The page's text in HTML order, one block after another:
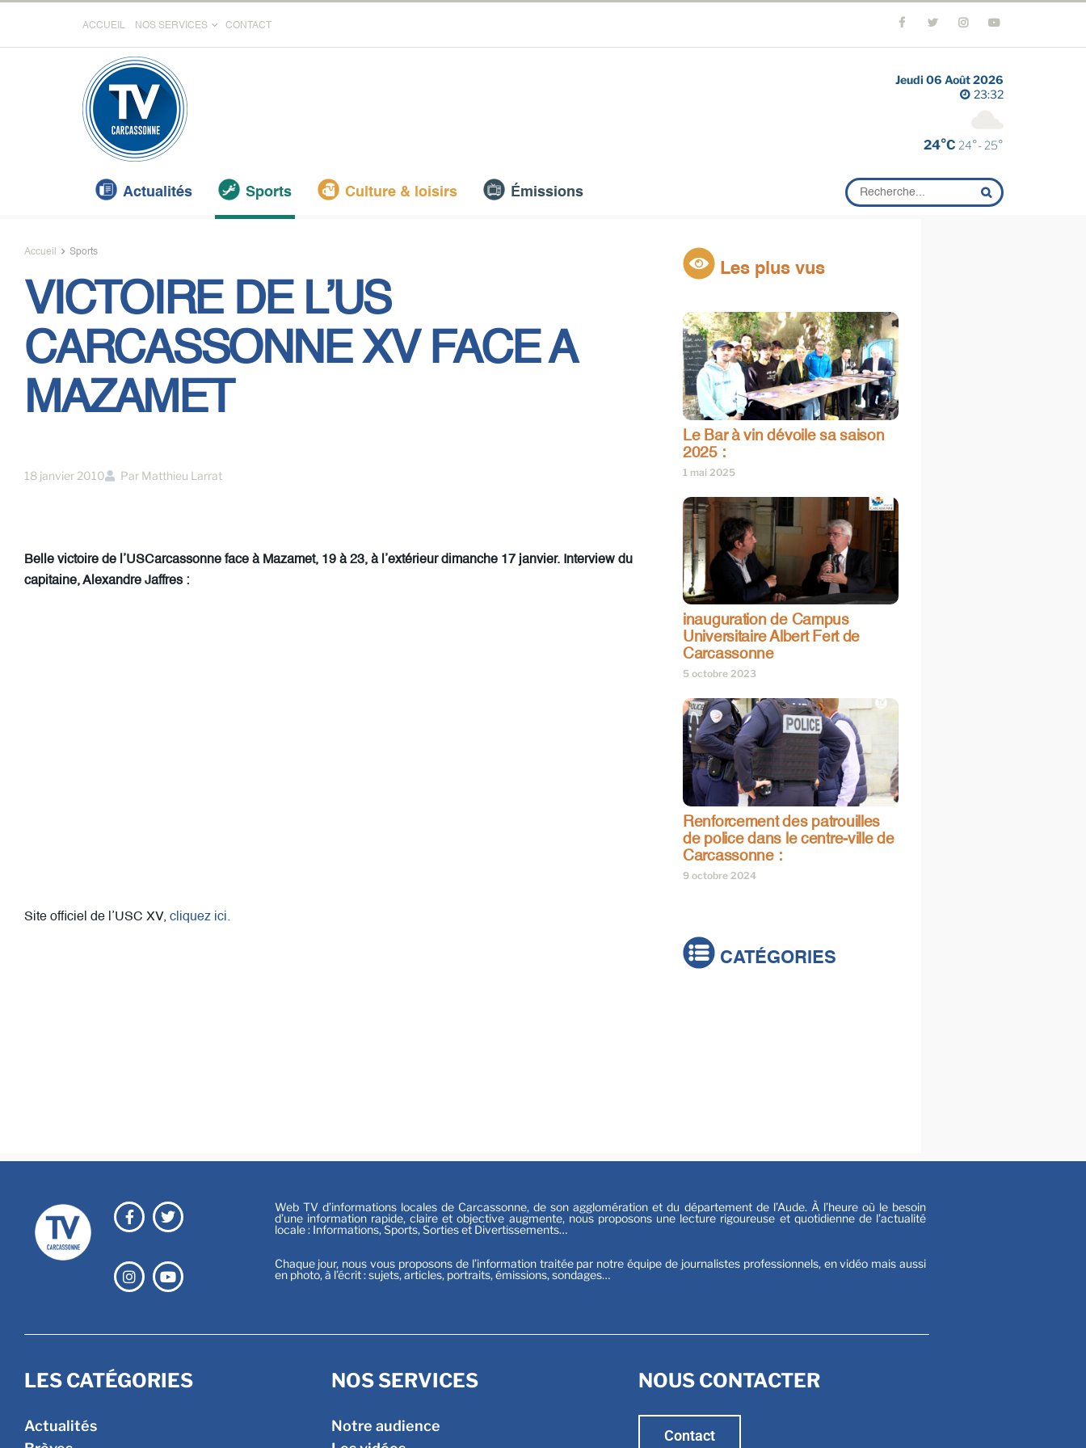
ACCUEIL NOS SERVICES CONTACT
Jeudi 06 Août 2026
23:32
24°C 24°- 25°
Actualités Sports Culture & loisirs Émissions
Accueil Sports
VICTOIRE DE L’US
CARCASSONNE XV FACE A
MAZAMET
18 janvier 2010 Par Matthieu Larrat
Belle victoire de l’USCarcassonne face à Mazamet, 19 à 23, à l’extérieur dimanche 17 janvier. Interview du
capitaine, Alexandre Jaffres :
Site officiel de l’USC XV, cliquez ici.
Les plus vus
Le Bar à vin dévoile sa saison
2025 :
1 mai 2025
inauguration de Campus
Universitaire Albert Fert de
Carcassonne
5 octobre 2023
Renforcement des patrouilles
de police dans le centre-ville de
Carcassonne :
9 octobre 2024
CATÉGORIES
Web TV d’informations locales de Carcassonne, de son agglomération et du département de l’Aude. À l’heure où le besoin
d’une information rapide, claire et objective augmente, nous proposons une lecture rigoureuse et quotidienne de l’actualité
locale : Informations, Sports, Sorties et Divertissements…
Chaque jour, nous vous proposons de l’information traitée par notre équipe de journalistes professionnels, en vidéo mais aussi
en photo, à l’écrit : sujets, articles, portraits, émissions, sondages…
LES CATÉGORIES
Actualités
NOS SERVICES
Notre audience
NOUS CONTACTER
Contact